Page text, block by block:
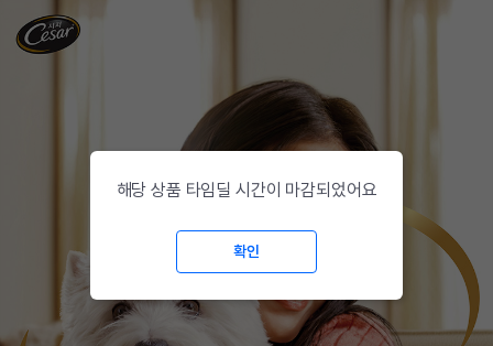
해당 상품 타임딜 시간이 마감되었어요
확인